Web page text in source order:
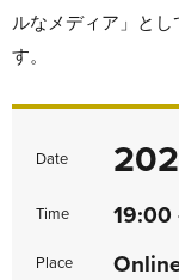
ルなメディア」と
す。
Date
Time 19:00
Place